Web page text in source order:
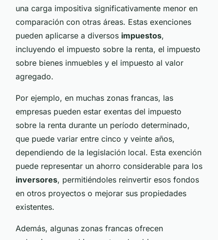
una carga impositiva significativamente menor en
comparación con otras áreas. Estas exenciones
pueden aplicarse a diversos impuestos,
incluyendo el impuesto sobre la renta, el impuesto
sobre bienes inmuebles y el impuesto al valor
agregado.
Por ejemplo, en muchas zonas francas, las
empresas pueden estar exentas del impuesto
sobre la renta durante un período determinado,
que puede variar entre cinco y veinte años,
dependiendo de la legislación local. Esta exención
puede representar un ahorro considerable para los
inversores, permitiéndoles reinvertir esos fondos
en otros proyectos o mejorar sus propiedades
existentes.
Además, algunas zonas francas ofrecen